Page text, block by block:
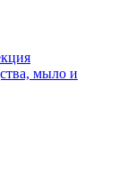
мыло и